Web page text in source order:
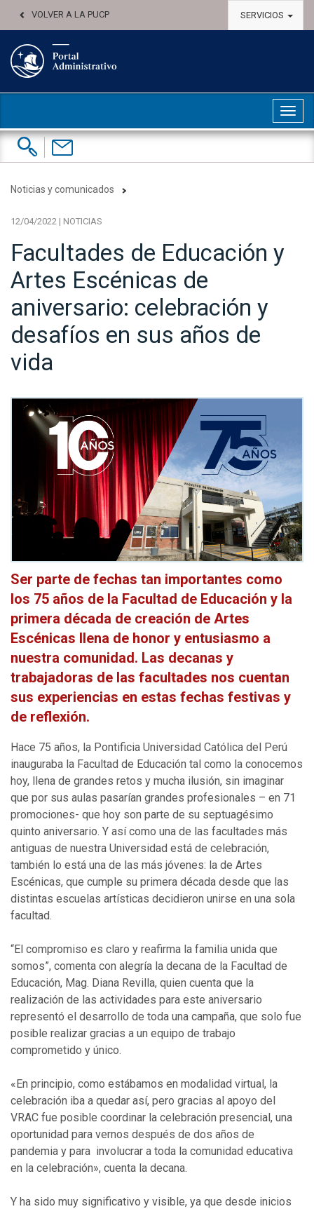
VOLVER A LA PUCP SERVICIOS
Buscar:
Contáctenos
Noticias y comunicados
12/04/2022 | NOTICIAS
Facultades de Educación y
Artes Escénicas de
aniversario: celebración y
desafíos en sus años de
vida
Ser parte de fechas tan importantes como
los 75 años de la Facultad de Educación y la
primera década de creación de Artes
Escénicas llena de honor y entusiasmo a
nuestra comunidad. Las decanas y
trabajadoras de las facultades nos cuentan
sus experiencias en estas fechas festivas y
de reflexión.
Hace 75 años, la Pontificia Universidad Católica del Perú
inauguraba la Facultad de Educación tal como la conocemos
hoy, llena de grandes retos y mucha ilusión, sin imaginar
que por sus aulas pasarían grandes profesionales – en 71
promociones- que hoy son parte de su septuagésimo
quinto aniversario. Y así como una de las facultades más
antiguas de nuestra Universidad está de celebración,
también lo está una de las más jóvenes: la de Artes
Escénicas, que cumple su primera década desde que las
distintas escuelas artísticas decidieron unirse en una sola
facultad.
“El compromiso es claro y reafirma la familia unida que
somos”, comenta con alegría la decana de la Facultad de
Educación, Mag. Diana Revilla, quien cuenta que la
realización de las actividades para este aniversario
representó el desarrollo de toda una campaña, que solo fue
posible realizar gracias a un equipo de trabajo
comprometido y único.
«En principio, como estábamos en modalidad virtual, la
celebración iba a quedar así, pero gracias al apoyo del
VRAC fue posible coordinar la celebración presencial, una
oportunidad para vernos después de dos años de
pandemia y para involucrar a toda la comunidad educativa
en la celebración», cuenta la decana.
Y ha sido muy significativo y visible, ya que desde inicios